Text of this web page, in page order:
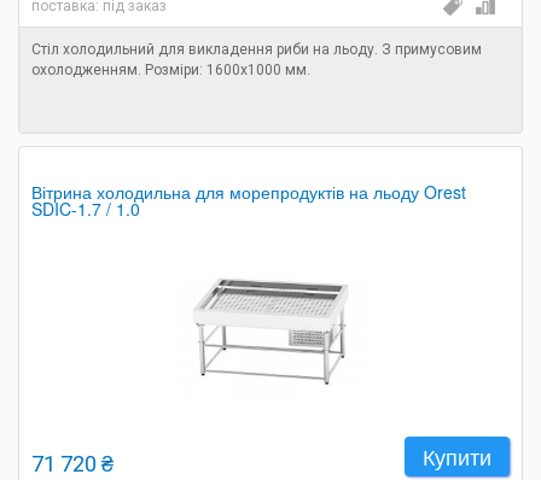
поставка: під заказ
Стіл холодильний для викладення риби на льоду. З примусовим
охолодженням. Розміри: 1600х1000 мм.
Вітрина холодильна для морепродуктів на льоду Orest
SDIC-1.7 / 1.0
Купити
71 720 ₴